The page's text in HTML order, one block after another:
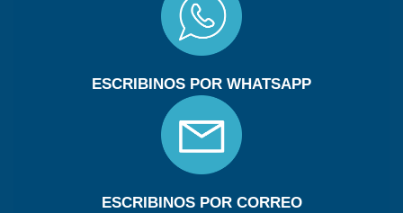
ESCRIBINOS POR WHATSAPP
ESCRIBINOS POR CORREO